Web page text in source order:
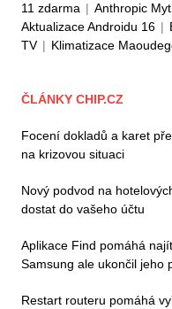
11 zdarma | Anthropic
Aktualizace Androidu 16 |
TV | Klimatizace
ČLÁNKY CHIP.CZ
Focení dokladů a karet
na krizovou situaci
Nový podvod na
dostat do vašeho účtu
Aplikace Find pomáhá
Samsung ale ukončil jeho
Restart routeru pomáhá